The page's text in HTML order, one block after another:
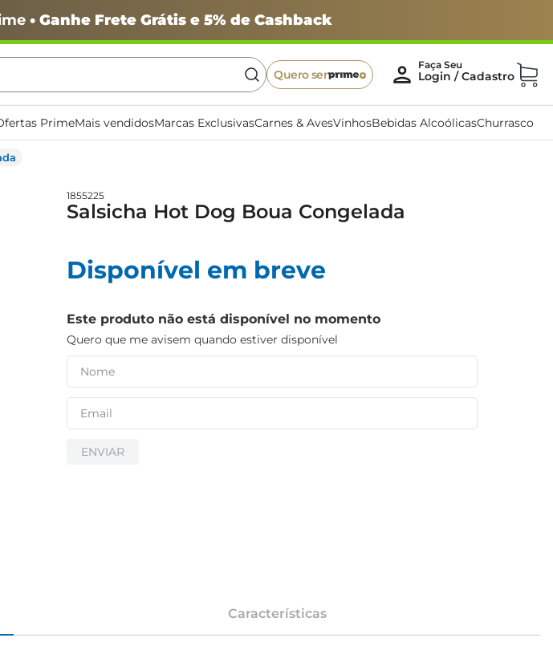
• Ganhe Frete Grátis e 5% de Cashback
Quero ser
PrimeMais vendidosMarcas ExclusivasCarnes & AvesVinhosBebidas AlcoólicasChurrasco
1855225
Salsicha Hot Dog Boua Congelada
Disponível em breve
Este produto não está disponível no momento
Quero que me avisem quando estiver disponível
ENVIAR
Características